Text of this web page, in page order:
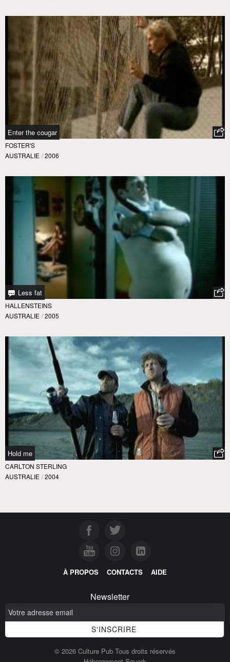
Enter the cougar
FOSTER'S
AUSTRALIE / 2006
Less fat
HALLENSTEINS
AUSTRALIE / 2005
Hold me
CARLTON STERLING
AUSTRALIE / 2004
À PROPOS CONTACTS AIDE
Newsletter
© 2026 Culture Pub Tous droits réservés